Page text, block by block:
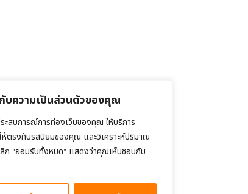
บความเป็นส่วนตัวของคุณ
ะสบการณ์การท่องเว็บของคุณ ให้บริการ
ห้ตรงกับรสนิยมของคุณ และวิเคราะห์ปริมาณ
ลิก "ยอมรับทั้งหมด" แสดงว่าคุณเห็นชอบกับ